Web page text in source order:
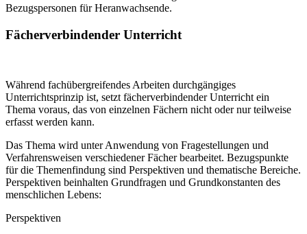
Bezugspersonen für Heranwachsende.
Fächerverbindender Unterricht
Während fachübergreifendes Arbeiten durchgängiges
Unterrichtsprinzip ist, setzt fächerverbindender Unterricht ein
Thema voraus, das von einzelnen Fächern nicht oder nur teilweise
erfasst werden kann.
Das Thema wird unter Anwendung von Fragestellungen und
Verfahrensweisen verschiedener Fächer bearbeitet. Bezugspunkte
für die Themenfindung sind Perspektiven und thematische Bereiche.
Perspektiven beinhalten Grundfragen und Grundkonstanten des
menschlichen Lebens:
Perspektiven